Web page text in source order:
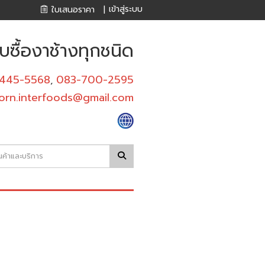
ใบเสนอราคา | เข้าสู่ระบบ
ซื้องาช้างทุกชนิด
5568, 083-700-2595